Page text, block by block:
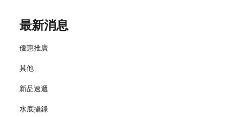
最新消息
優惠推廣
其他
新品速遞
水底攝錄